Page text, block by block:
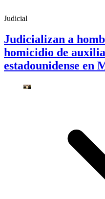
Judicial
Judicializan a
homicidio de
estadounidense en